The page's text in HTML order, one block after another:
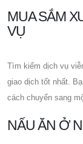
MUA SẮM
VỤ
Tìm kiếm dịch vụ
giao dịch tốt nhất.
cách chuyển sang
NẤU ĂN Ở